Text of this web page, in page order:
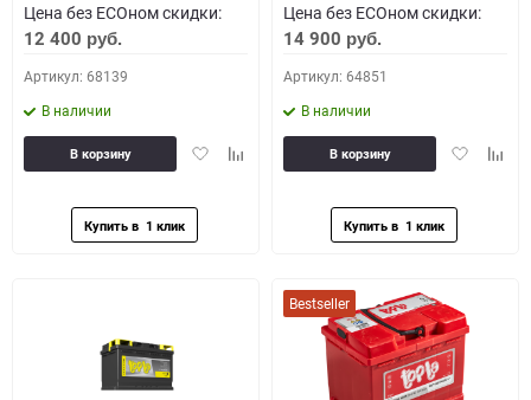
Цена без ECOном скидки:
12 400 руб.
Артикул: 68139
В наличии
ДобавитьДобавить
В корзину
Цена без ECOном скидки:
14 900 руб.
Артикул: 64851
В наличии
Добавить
В корзину
Bestseller